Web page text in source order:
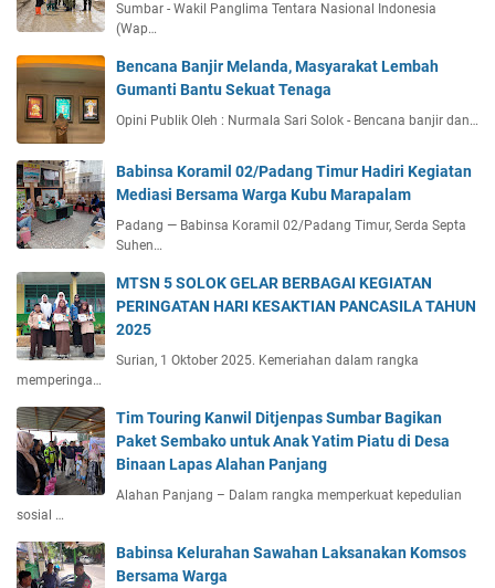
Sumbar - Wakil Panglima Tentara Nasional Indonesia
(Wap…
Bencana Banjir Melanda, Masyarakat Lembah
Gumanti Bantu Sekuat Tenaga
Opini Publik Oleh : Nurmala Sari Solok - Bencana banjir dan…
Babinsa Koramil 02/Padang Timur Hadiri Kegiatan
Mediasi Bersama Warga Kubu Marapalam
Padang — Babinsa Koramil 02/Padang Timur, Serda Septa
Suhen…
MTSN 5 SOLOK GELAR BERBAGAI KEGIATAN
PERINGATAN HARI KESAKTIAN PANCASILA TAHUN
2025
Surian, 1 Oktober 2025. Kemeriahan dalam rangka
memperinga…
Tim Touring Kanwil Ditjenpas Sumbar Bagikan
Paket Sembako untuk Anak Yatim Piatu di Desa
Binaan Lapas Alahan Panjang
Alahan Panjang – Dalam rangka memperkuat kepedulian
sosial …
Babinsa Kelurahan Sawahan Laksanakan Komsos
Bersama Warga